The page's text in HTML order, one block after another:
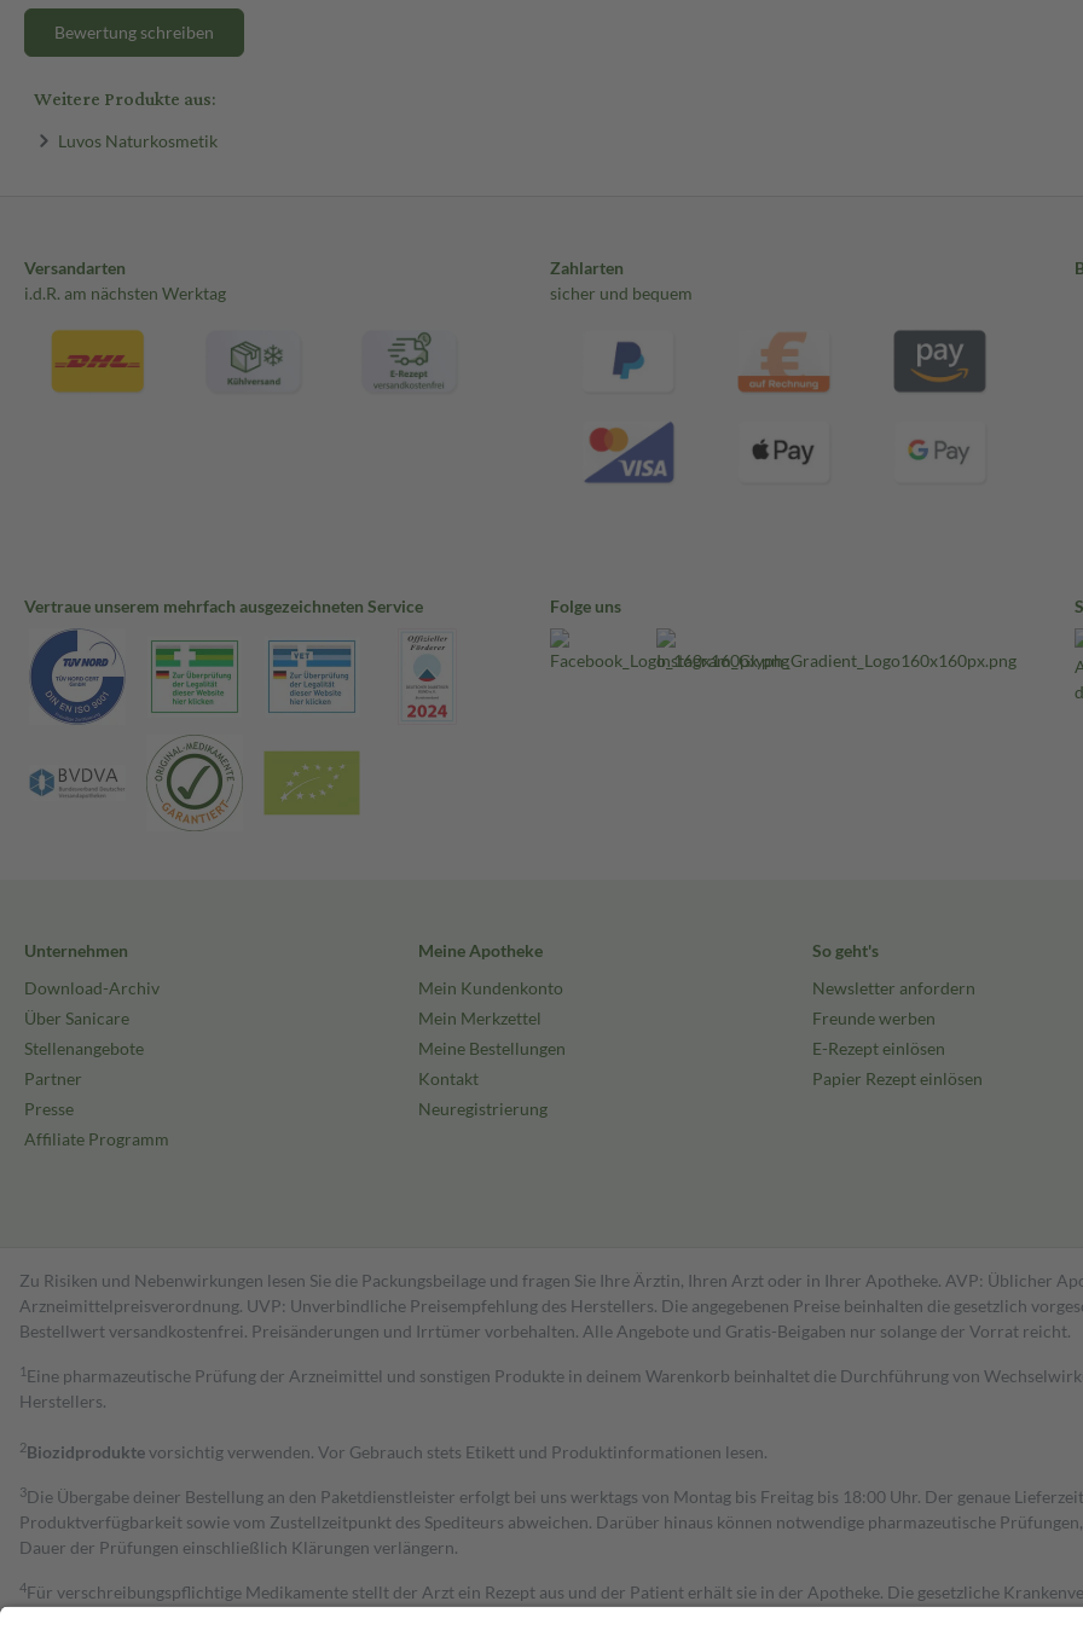
Bewertung schreiben
Weitere Produkte aus:
Luvos Naturkosmetik
Versandarten
i.d.R. am nächsten Werktag
Zahlarten
sicher und bequem
Vertraue unserem mehrfach ausgezeichneten Service Folge uns
Unternehmen
Download-Archiv
Über Sanicare
Stellenangebote
Partner
Presse
Affiliate Programm
Meine Apotheke
Mein Kundenkonto
Mein Merkzettel
Meine Bestellungen
Kontakt
Neuregistrierung
So geht's
Newsletter anfordern
Freunde werben
E-Rezept einlösen
Papier Rezept einlösen
Zu Risiken und Nebenwirkungen lesen Sie die Packungsbeilage und fragen Sie Ihre Ärztin, Ihren Arzt oder in Ihrer Apotheke. AVP: Üblicher
Arzneimittelpreisverordnung. UVP: Unverbindliche Preisempfehlung des Herstellers. Die angegebenen Preise beinhalten die gesetzlich
Bestell­wert versand­kosten­frei. Preisänderungen und Irrtümer vorbehalten. Alle Angebote und Gratis-Beigaben nur solange der Vorrat reicht.
1 Eine pharmazeutische Prüfung der Arzneimittel und sonstigen Produkte in deinem Warenkorb beinhaltet die Durchführung von
Herstellers.
2Biozidproduktevorsichtig verwenden. Vor Gebrauch stets Etikett und Produktinformationen lesen.
3Die Übergabe deiner Bestellung an den Paketdienstleister erfolgt bei uns werktags von Montag bis Freitag bis 18:00 Uhr. Der genaue
Produktverfügbarkeit sowie vom Zustellzeitpunkt des Spediteurs abweichen. Darüber hinaus können notwendige pharmazeutische
Dauer der Prüfungen einschließlich Klärungen verlängern.
4Für verschreibungspflichtige Medikamente stellt der Arzt ein Rezept aus und der Patient erhält sie in der Apotheke. Die gesetzliche